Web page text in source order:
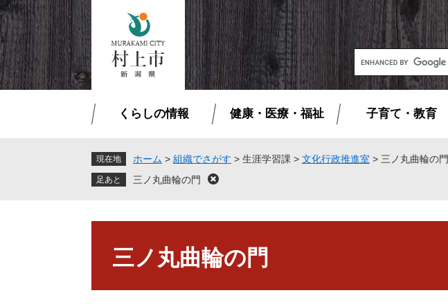
ペ
ー
ジ
の
先
頭
メ
ニ
ュ
ー
を
飛
G
o
o
カ
検
くらしの情報 健康・医療・福祉 子育て・教育
現在地 ホーム > 組織でさがす > 生涯学習課 > 文化行政推進室 > 三ノ丸曲輪の門
三ノ丸曲輪の門
閉
三ノ丸曲輪の門